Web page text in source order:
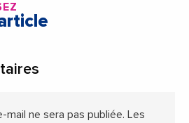
mail ne sera pas publiée. Les